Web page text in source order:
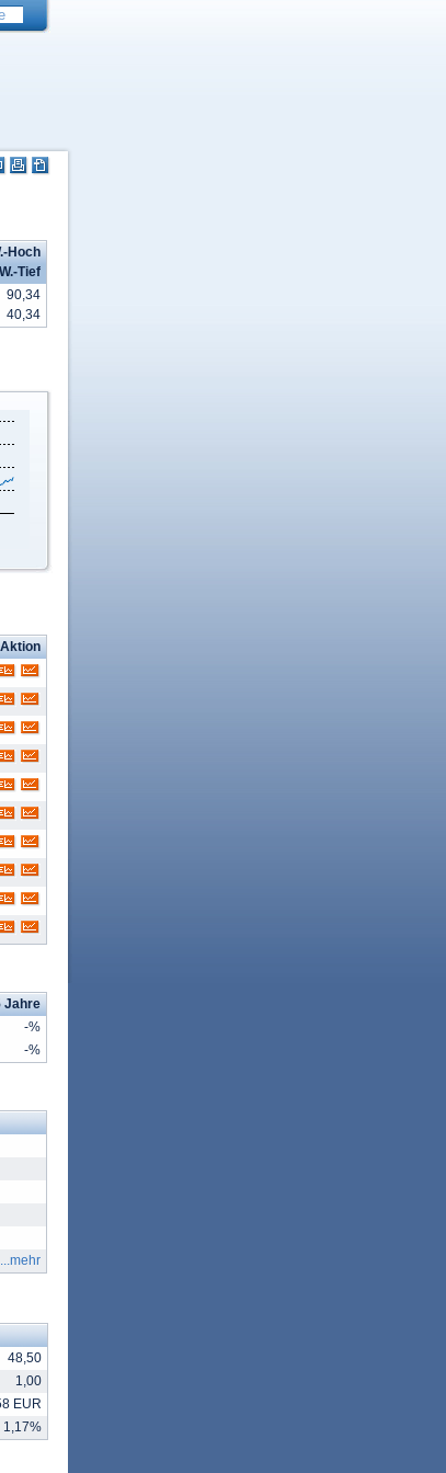
Hoch
Tief
90,34
40,34
Aktion
Jahre
-%
-%
...mehr
48,50
1,00
EUR
1,17%